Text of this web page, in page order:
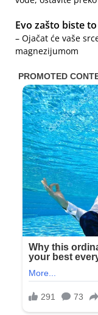
Evo zašto biste
– Ojačat će vaše
magnezijumom